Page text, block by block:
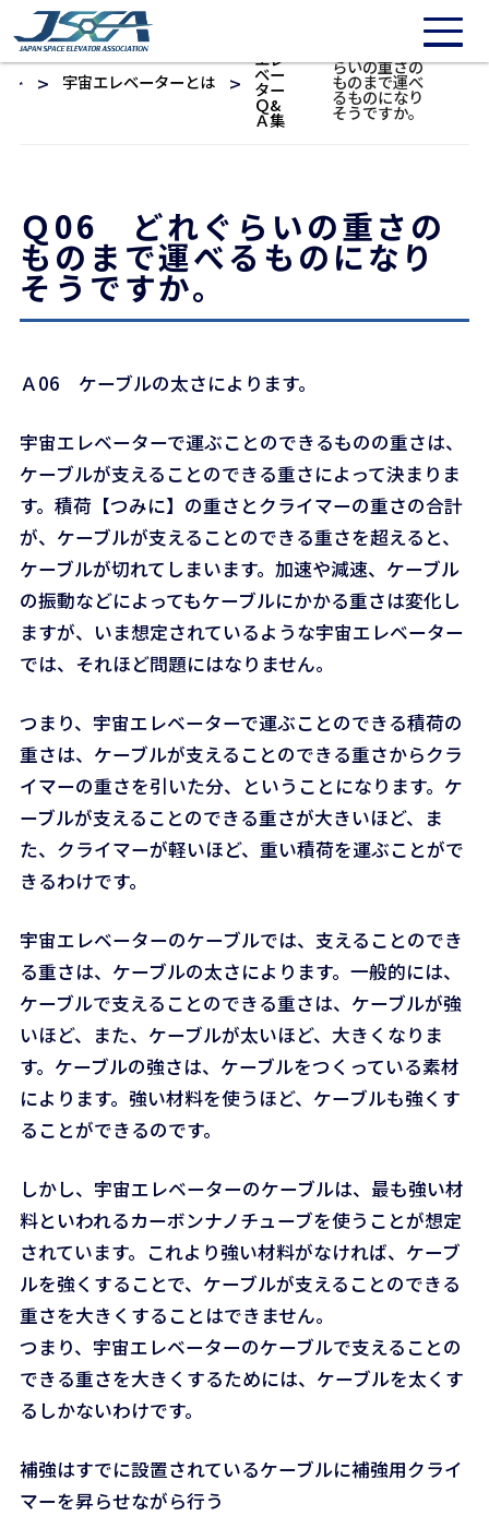
/* 20211016: Need to repair */
宇宙エレベーターとは
エレ
ベー
ター
Ｑ&
Ａ集
Ｑ06 どれぐ
らいの重さの
ものまで運べ
るものになり
そうですか。
Ｑ06 どれぐらいの重さの
ものまで運べるものになり
そうですか。
Ａ06 ケーブルの太さによります。
宇宙エレベーターで運ぶことのできるものの重さは、
ケーブルが支えることのできる重さによって決まりま
す。積荷【つみに】の重さとクライマーの重さの合計
が、ケーブルが支えることのできる重さを超えると、
ケーブルが切れてしまいます。加速や減速、ケーブル
の振動などによってもケーブルにかかる重さは変化し
ますが、いま想定されているような宇宙エレベーター
では、それほど問題にはなりません。
つまり、宇宙エレベーターで運ぶことのできる積荷の
重さは、ケーブルが支えることのできる重さからクラ
イマーの重さを引いた分、ということになります。ケ
ーブルが支えることのできる重さが大きいほど、ま
た、クライマーが軽いほど、重い積荷を運ぶことがで
きるわけです。
宇宙エレベーターのケーブルでは、支えることのでき
る重さは、ケーブルの太さによります。一般的には、
ケーブルで支えることのできる重さは、ケーブルが強
いほど、また、ケーブルが太いほど、大きくなりま
す。ケーブルの強さは、ケーブルをつくっている素材
によります。強い材料を使うほど、ケーブルも強くす
ることができるのです。
しかし、宇宙エレベーターのケーブルは、最も強い材
料といわれるカーボンナノチューブを使うことが想定
されています。これより強い材料がなければ、ケーブ
ルを強くすることで、ケーブルが支えることのできる
重さを大きくすることはできません。
つまり、宇宙エレベーターのケーブルで支えることの
できる重さを大きくするためには、ケーブルを太くす
るしかないわけです。
補強はすでに設置されているケーブルに補強用クライ
マーを昇らせながら行う